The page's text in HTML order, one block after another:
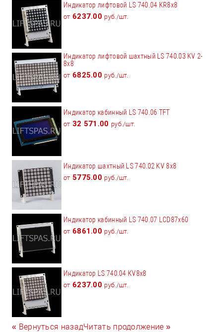
Индикатор лифтовой LS 740.04 KR8x8
от 6237.00 руб./шт.
Индикатор лифтовой шахтный LS 740.03 KV 2-
8x8
от 6825.00 руб./шт.
Индикатор кабинный LS 740.06 TFT
от 32 571.00 руб./шт.
Индикатор шахтный LS 740.02 KV 8x8
от 5775.00 руб./шт.
Индикатор кабинный LS 740.07 LCD87x60
от 6861.00 руб./шт.
Индикатор LS 740.04 KV8x8
от 6237.00 руб./шт.
« Вернуться назадЧитать продолжение »